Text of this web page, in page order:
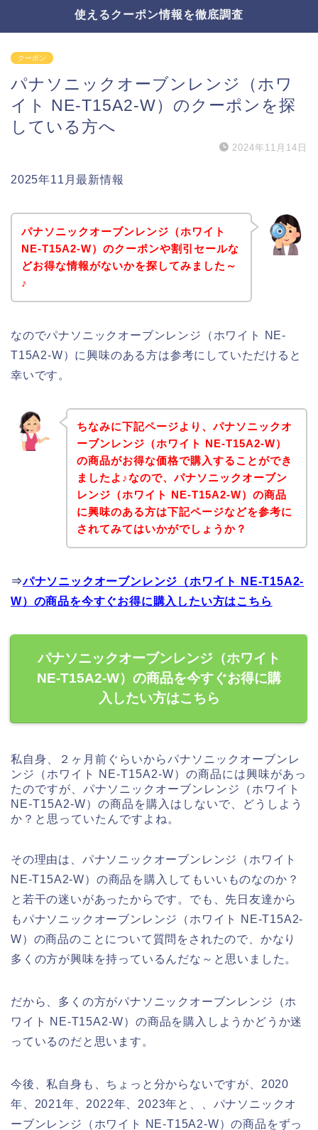
使えるクーポン情報を徹底調査
クーポン
パナソニックオーブンレンジ（ホワ
イト NE-T15A2-W）のクーポンを探
している方へ
2024年11月14日
2025年11月最新情報
パナソニックオーブンレンジ（ホワイト
NE-T15A2-W）のクーポンや割引セールな
どお得な情報がないかを探してみました～
♪
なのでパナソニックオーブンレンジ（ホワイト NE-
T15A2-W）に興味のある方は参考にしていただけると
幸いです。
ちなみに下記ページより、パナソニックオ
ーブンレンジ（ホワイト NE-T15A2-W）
の商品がお得な価格で購入することができ
ましたよ♪なので、パナソニックオーブン
レンジ（ホワイト NE-T15A2-W）の商品
に興味のある方は下記ページなどを参考に
されてみてはいかがでしょうか？
⇒パナソニックオーブンレンジ（ホワイト NE-T15A2-
W）の商品を今すぐお得に購入したい方はこちら
パナソニックオーブンレンジ（ホワイト
NE-T15A2-W）の商品を今すぐお得に購
入したい方はこちら
私自身、２ヶ月前ぐらいからパナソニックオーブンレ
ンジ（ホワイト NE-T15A2-W）の商品には興味があっ
たのですが、パナソニックオーブンレンジ（ホワイト
NE-T15A2-W）の商品を購入はしないで、どうしよう
か？と思っていたんですよね。
その理由は、パナソニックオーブンレンジ（ホワイト
NE-T15A2-W）の商品を購入してもいいものなのか？
と若干の迷いがあったからです。でも、先日友達から
もパナソニックオーブンレンジ（ホワイト NE-T15A2-
W）の商品のことについて質問をされたので、かなり
多くの方が興味を持っているんだな～と思いました。
だから、多くの方がパナソニックオーブンレンジ（ホ
ワイト NE-T15A2-W）の商品を購入しようかどうか迷
っているのだと思います。
今後、私自身も、ちょっと分からないですが、2020
年、2021年、2022年、2023年と、、パナソニックオ
ーブンレンジ（ホワイト NE-T15A2-W）の商品をずっ